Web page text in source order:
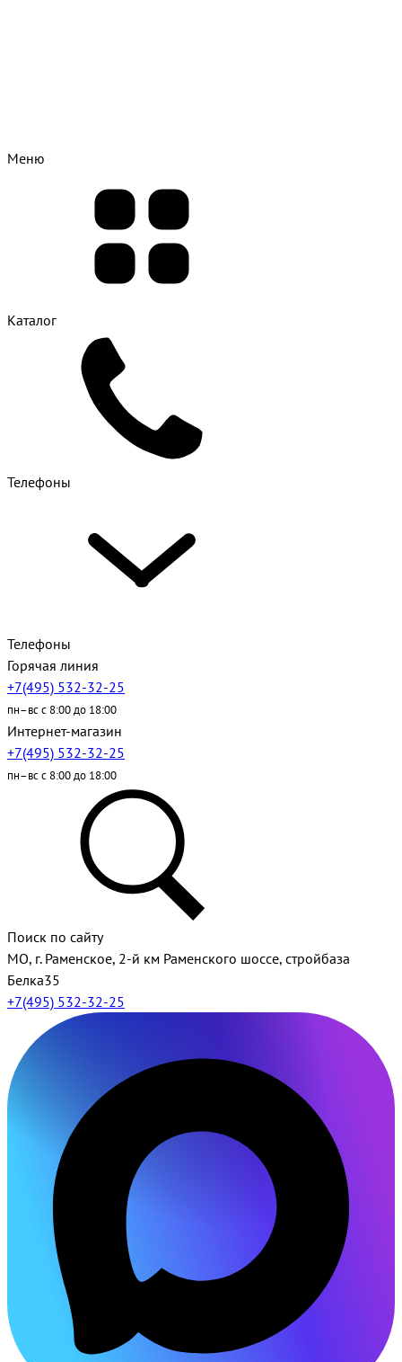
Меню
Каталог
Телефоны
Телефоны
Горячая линия
+7(495) 532-32-25
пн–вс с 8:00 до 18:00
Интернет-магазин
+7(495) 532-32-25
пн–вс с 8:00 до 18:00
Поиск по сайту
МО, г. Раменское, 2-й км Раменского шоссе, стройбаза
Белка35
+7(495) 532-32-25